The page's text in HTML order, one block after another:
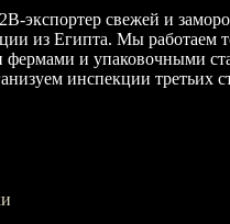
экспортер свежей и
из Египта. Мы работаем
фермами и упаковочными
инспекции третьих